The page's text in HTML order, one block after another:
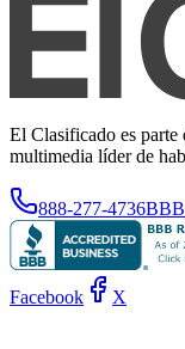
El Clasificado es
multimedia líder de
888-277-4736BBB
Facebook X